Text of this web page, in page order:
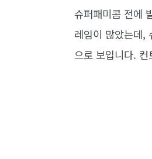
슈퍼패미콤 전에
레임이 많았는데,
으로 보입니다.